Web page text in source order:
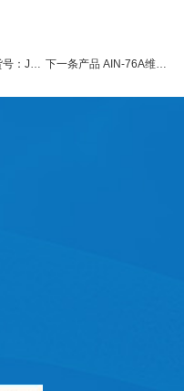
下一条产品 AIN-76A维持饲料